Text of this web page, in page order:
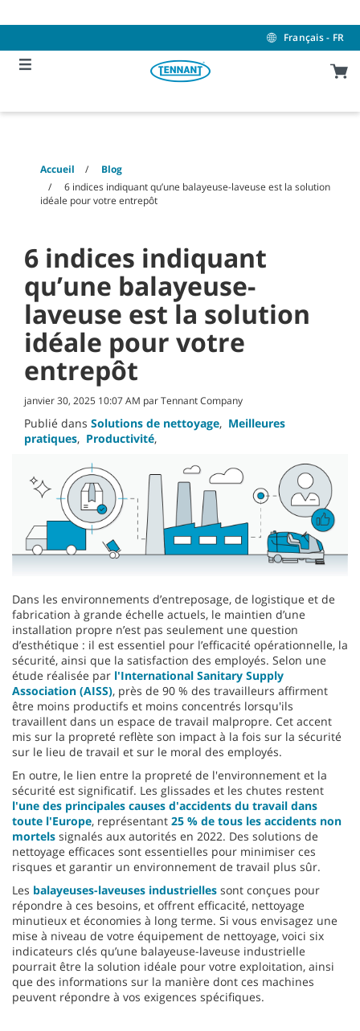
to
to
menu
Français - FR
Accueil
Blog
6 indices indiquant qu’une balayeuse-laveuse est la solution
idéale pour votre entrepôt
6 indices indiquant
qu’une balayeuse-
laveuse est la solution
idéale pour votre
entrepôt
janvier 30, 2025 10:07 AM par Tennant Company
Publié dans Solutions de nettoyage, Meilleures
pratiques, Productivité,
Dans les environnements d’entreposage, de logistique et de
fabrication à grande échelle actuels, le maintien d’une
installation propre n’est pas seulement une question
d’esthétique : il est essentiel pour l’efficacité opérationnelle, la
sécurité, ainsi que la satisfaction des employés. Selon une
étude réalisée par l'International Sanitary Supply
Association (AISS), près de 90 % des travailleurs affirment
être moins productifs et moins concentrés lorsqu'ils
travaillent dans un espace de travail malpropre. Cet accent
mis sur la propreté reflète son impact à la fois sur la sécurité
sur le lieu de travail et sur le moral des employés.
En outre, le lien entre la propreté de l'environnement et la
sécurité est significatif. Les glissades et les chutes restent
l'une des principales causes d'accidents du travail dans
toute l'Europe, représentant 25 % de tous les accidents non
mortels signalés aux autorités en 2022. Des solutions de
nettoyage efficaces sont essentielles pour minimiser ces
risques et garantir un environnement de travail plus sûr.
Les balayeuses-laveuses industrielles sont conçues pour
répondre à ces besoins, et offrent efficacité, nettoyage
minutieux et économies à long terme. Si vous envisagez une
mise à niveau de votre équipement de nettoyage, voici six
indicateurs clés qu’une balayeuse-laveuse industrielle
pourrait être la solution idéale pour votre exploitation, ainsi
que des informations sur la manière dont ces machines
peuvent répondre à vos exigences spécifiques.